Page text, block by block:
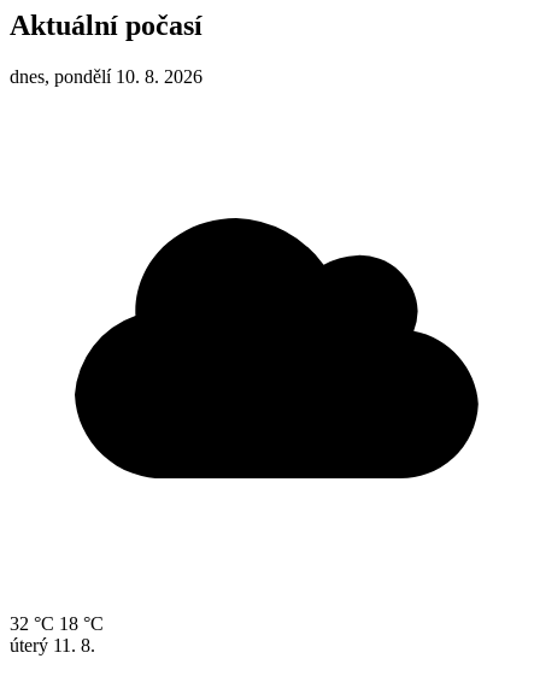
Aktuální počasí
dnes, pondělí 10. 8. 2026
32 °C 18 °C
úterý 11. 8.